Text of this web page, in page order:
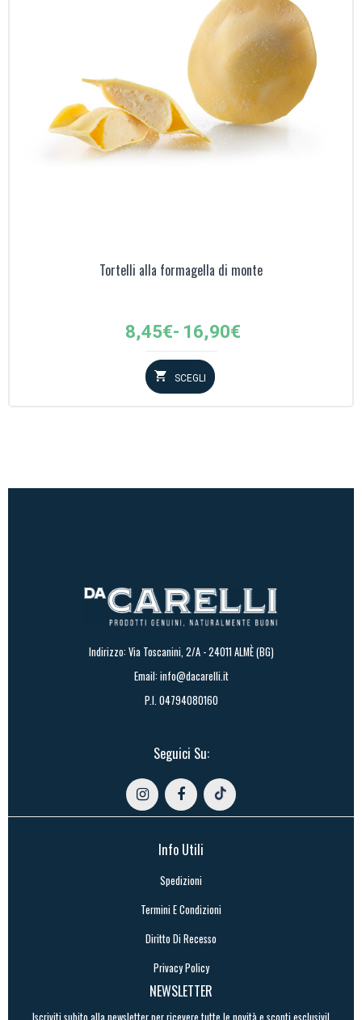
Tortelli alla formagella di monte
8,45€- 16,90€
Fascia
prezzo:
da
SCEGLI
Indirizzo: Via Toscanini, 2/A - 24011 ALMÈ (BG)
Email: info@dacarelli.it
P.I. 04794080160
Seguici Su:
Info Utili
Spedizioni
Termini E Condizioni
Diritto Di Recesso
Privacy Policy
NEWSLETTER
Iscriviti subito alla newsletter per ricevere tutte le novità e sconti esclusivi!